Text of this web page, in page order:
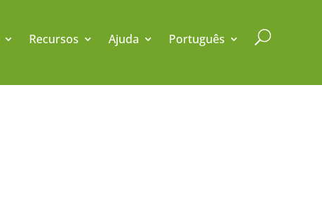
Recursos Ajuda Português U